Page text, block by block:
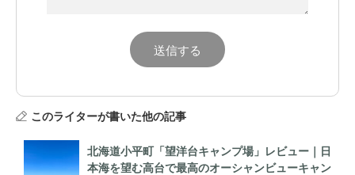
このライターが書いた他の記事
北海道小平町「望洋台キャンプ場」レビュー｜日
本海を望む高台で最高のオーシャンビューキャン